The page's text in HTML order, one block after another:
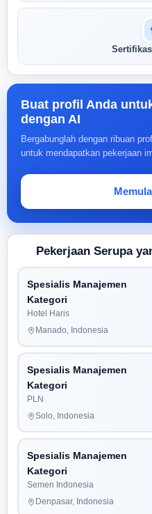
Buat profil Anda
dengan AI
Bergabunglah dengan ribuan
untuk mendapatkan pekerjaan
Pekerjaan Serupa
Spesialis Manajemen
Kategori
Hotel Haris
Manado, Indonesia
Spesialis Manajemen
Kategori
PLN
Solo, Indonesia
Spesialis Manajemen
Kategori
Semen Indonesia
Denpasar, Indonesia